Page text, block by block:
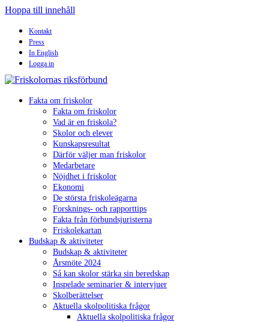
Hoppa till innehåll
Kontakt
Press
In English
Logga in
Fakta om friskolor
Fakta om friskolor
Vad är en friskola?
Skolor och elever
Kunskapsresultat
Därför väljer man friskolor
Medarbetare
Nöjdhet i friskolor
Ekonomi
De största friskoleägarna
Forsknings- och rapporttips
Fakta från förbundsjuristerna
Friskolekartan
Budskap & aktiviteter
Budskap & aktiviteter
Årsmöte 2024
Så kan skolor stärka sin beredskap
Inspelade seminarier & intervjuer
Skolberättelser
Aktuella skolpolitiska frågor
Aktuella skolpolitiska frågor